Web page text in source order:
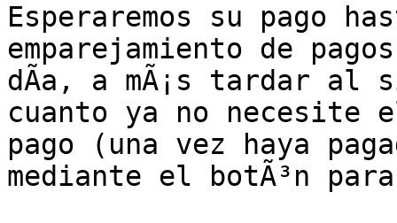
Esperaremos su pago
emparejamiento de
dÃ­a, a mÃ¡s tardar al
cuanto ya no necesite
pago (una vez haya
mediante el botÃ³n